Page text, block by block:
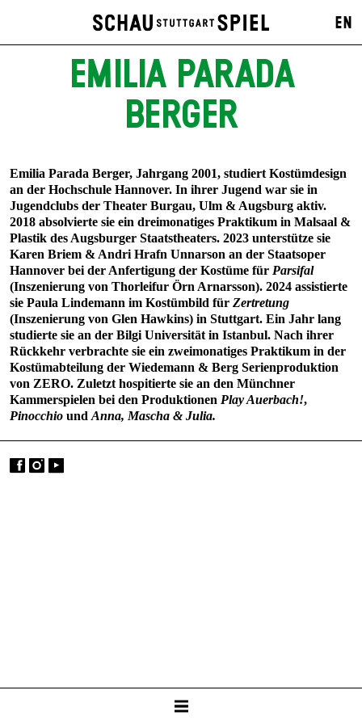
EN
EMILIA PARADA
BERGER
Emilia Parada Berger, Jahrgang 2001, studiert Kostümdesign
an der Hochschule Hannover. In ihrer Jugend war sie in
Jugendclubs der Theater Burgau, Ulm & Augsburg aktiv.
2018 absolvierte sie ein dreimonatiges Praktikum in Malsaal &
Plastik des Augsburger Staatstheaters. 2023 unterstütze sie
Karen Briem & Andri Hrafn Unnarson an der Staatsoper
Hannover bei der Anfertigung der Kostüme für Parsifal
(Inszenierung von Thorleifur Örn Arnarsson). 2024 assistierte
sie Paula Lindemann im Kostümbild für Zertretung
(Inszenierung von Glen Hawkins) in Stuttgart. Ein Jahr lang
studierte sie an der Bilgi Universität in Istanbul. Nach ihrer
Rückkehr verbrachte sie ein zweimonatiges Praktikum in der
Kostümabteilung der Wiedemann & Berg Serienproduktion
von ZERO. Zuletzt hospitierte sie an den Münchner
Kammerspielen bei den Produktionen Play Auerbach!,
Pinocchio und Anna, Mascha & Julia.